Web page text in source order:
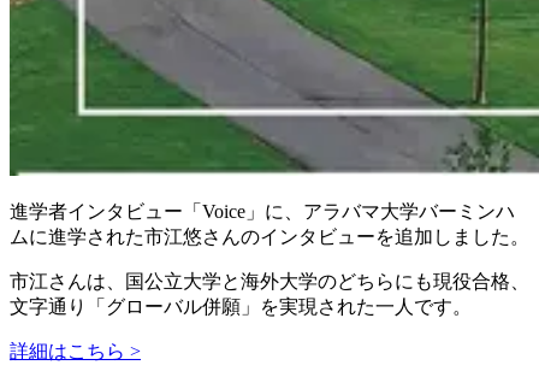
進学者インタビュー「Voice」に、アラバマ大学バーミンハ
ムに進学された市江悠さんのインタビューを追加しました。
市江さんは、国公立大学と海外大学のどちらにも現役合格、
文字通り「グローバル併願」を実現された一人です。
詳細はこちら >